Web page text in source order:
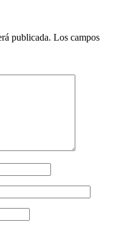
publicada. Los campos